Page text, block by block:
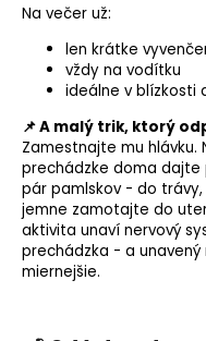
Na večer už:
len krátke
vždy na vodítku
ideálne v blízkosti
📌 A malý trik, ktorý
Zamestnajte mu
prechádzke doma dajte
pár pamlskov - do
jemne zamotajte do
aktivita unaví nervový
prechádzka - a
miernejšie.